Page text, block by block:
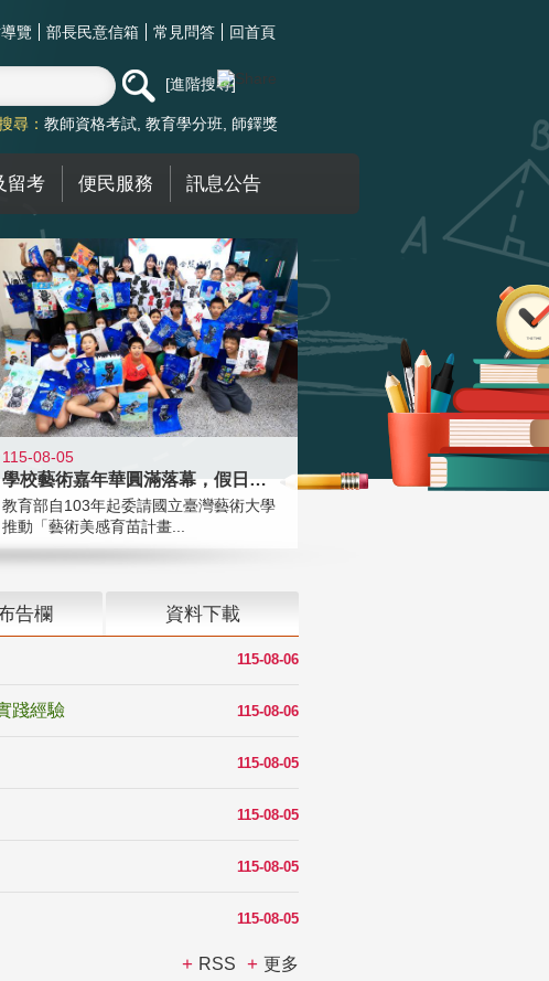
覽 部長民意信箱 常見問答 回首頁
進階搜尋
尋： 教師資格考試 教育學分班 師鐸獎
留考 便民服務 訊息公告
115-08-05
學校藝術嘉年華圓滿落幕，假日學校接
教育部自103年起委請國立臺灣藝術大學
推動「藝術美感育苗計畫...
告欄 資料下載
115-08-06
115-08-06
踐經驗
115-08-05
115-08-05
115-08-05
115-08-05
RSS 更多